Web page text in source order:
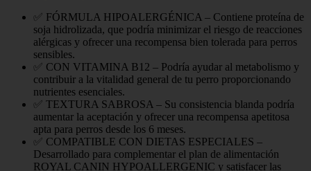
✅ FÓRMULA HIPOALERGÉNICA – Contiene proteína de
soja hidrolizada, que podría minimizar el riesgo de reacciones
alérgicas y ofrecer una recompensa bien tolerada para perros
sensibles.
✅ CON VITAMINA B12 – Podría ayudar al metabolismo y
contribuir a la vitalidad general de tu perro proporcionando
nutrientes esenciales.
✅ TEXTURA SABROSA – Su consistencia blanda podría
aumentar la aceptación y ofrecer una recompensa apetitosa
apta para perros desde los 6 meses.
✅ COMPATIBLE CON DIETAS ESPECIALES –
Desarrollado para complementar el plan de alimentación
ROYAL CANIN HYPOALLERGENIC y satisfacer las